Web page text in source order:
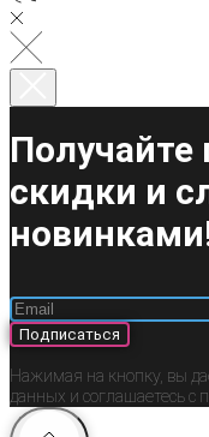
скидки и
Подписаться
Нажимая на кнопку, вы
данных и соглашаетесь c